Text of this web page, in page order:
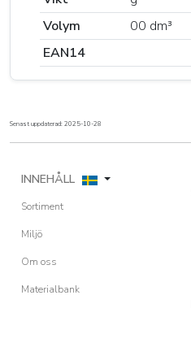
Volym
00 dm³
EAN14
Senast uppdaterad: 2025-10-28
INNEHÅLL
Sortiment
Miljö
Om oss
Materialbank